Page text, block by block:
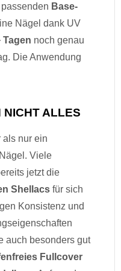
Base-
Nägel dank UV
Tagen noch genau
Die Anwendung
NICHT ALLES
als nur ein
Viele
jetzt die
Shellacs für sich
Konsistenz und
auch besonders gut
Fullcover